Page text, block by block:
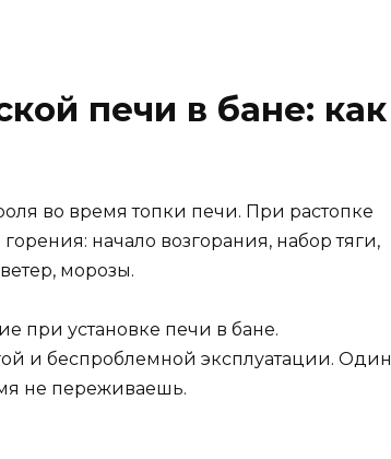
печи в бане: как
во время топки печи. При растопке
начало возгорания, набор тяги,
морозы.
при установке печи в бане.
и беспроблемной эксплуатации. Один
не переживаешь.